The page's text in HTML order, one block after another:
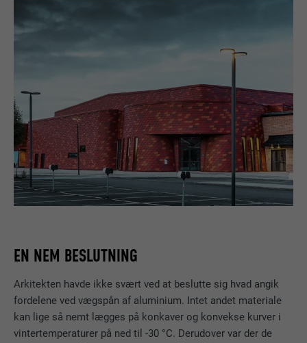
EN NEM BESLUTNING
Arkitekten havde ikke svært ved at beslutte sig hvad angik
fordelene ved vægspån af aluminium. Intet andet materiale
kan lige så nemt lægges på konkaver og konvekse kurver i
vintertemperaturer på ned til -30 °C. Derudover var der de